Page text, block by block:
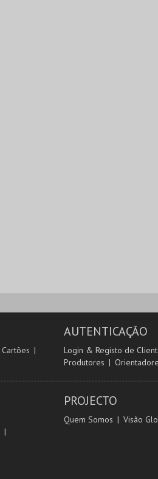
Cartões
AUTENTICAÇÃO
Login & Registo de
Produtores
PROJECTO
Quem Somos Visão